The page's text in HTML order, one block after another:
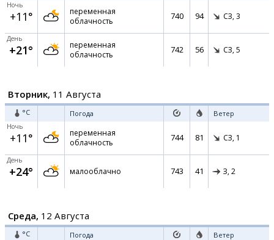
Ночь
+11°
переменная
облачность
740 94 СЗ, 3
День
+21°
переменная
облачность
742 56 СЗ, 5
Вторник, 11 Августа
°C Погода Ветер
Ночь
+11°
переменная
облачность
744 81 СЗ, 1
День
+24° малооблачно 743 41 З, 2
Среда, 12 Августа
°C Погода Ветер